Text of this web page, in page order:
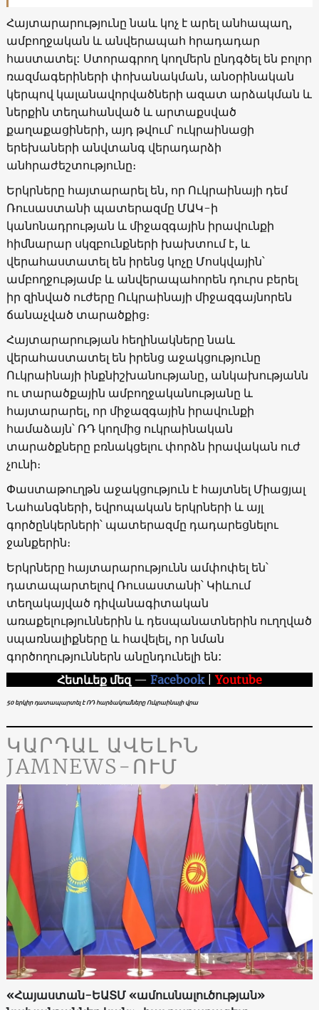
Հայտարարությունը նաև կոչ է արել անհապաղ,
ամբողջական և անվերապահ հրադադար
հաստատել: Ստորագրող կողմերն ընդգծել են բոլոր
ռազմագերիների փոխանակման, անօրինական
կերպով կալանավորվածների ազատ արձակման և
ներքին տեղահանված և արտաքսված
քաղաքացիների, այդ թվում՝ ուկրաինացի
երեխաների անվտանգ վերադարձի
անհրաժեշտությունը։
Երկրները հայտարարել են, որ Ուկրաինայի դեմ
Ռուսաստանի պատերազմը ՄԱԿ-ի
կանոնադրության և միջազգային իրավունքի
հիմնարար սկզբունքների խախտում է, և
վերահաստատել են իրենց կոչը Մոսկվային՝
ամբողջությամբ և անվերապահորեն դուրս բերել
իր զինված ուժերը Ուկրաինայի միջազգայնորեն
ճանաչված տարածքից։
Հայտարարության հեղինակները նաև
վերահաստատել են իրենց աջակցությունը
Ուկրաինայի ինքնիշխանությանը, անկախությանն
ու տարածքային ամբողջականությանը և
հայտարարել, որ միջազգային իրավունքի
համաձայն՝ ՌԴ կողմից ուկրաինական
տարածքները բռնակցելու փորձն իրավական ուժ
չունի։
Փաստաթուղթն աջակցություն է հայտնել Միացյալ
Նահանգների, եվրոպական երկրների և այլ
գործընկերների՝ պատերազմը դադարեցնելու
ջանքերին։
Երկրները հայտարարությունն ամփոփել են՝
դատապարտելով Ռուսաստանի՝ Կիևում
տեղակայված դիվանագիտական ​​
առաքելություններին և դեսպանատներին ուղղված
սպառնալիքները և հավելել, որ նման
գործողություններն անընդունելի են:
Հետևեք մեզ — Facebook |Youtube
50 երկիր դատապարտել է ՌԴ հարձակումները Ուկրաինայի վրա
ԿԱՐԴԱԼ ԱՎԵԼԻՆ
JAMNEWS-ՈՒՄ
«Հայաստան-ԵԱՏՄ «ամուսնալուծության»